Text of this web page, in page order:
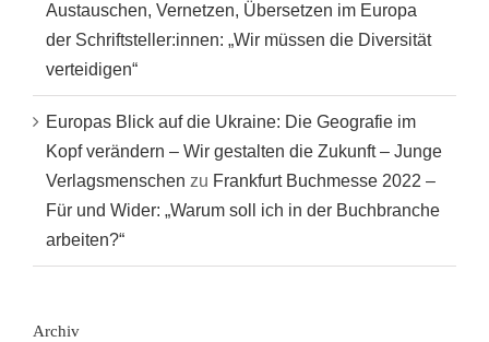
Austauschen, Vernetzen, Übersetzen im Europa
der Schriftsteller:innen: „Wir müssen die Diversität
verteidigen“
Europas Blick auf die Ukraine: Die Geografie im
Kopf verändern – Wir gestalten die Zukunft – Junge
Verlagsmenschen zu Frankfurt Buchmesse 2022 –
Für und Wider: „Warum soll ich in der Buchbranche
arbeiten?“
Archiv